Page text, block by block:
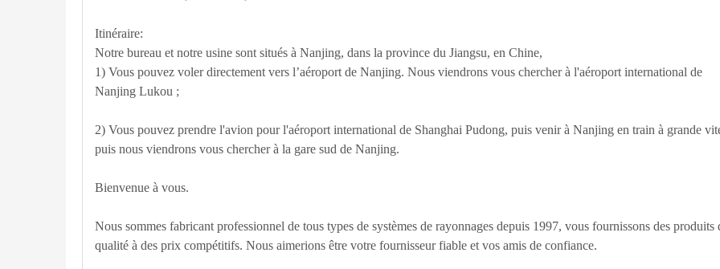
Itinéraire:
Notre bureau et notre usine sont situés à Nanjing, dans la province du Jiangsu, en Chine,
1) Vous pouvez voler directement vers l’aéroport de Nanjing. Nous viendrons vous chercher à l'aéroport international de
Nanjing Lukou ;
2) Vous pouvez prendre l'avion pour l'aéroport international de Shanghai Pudong, puis venir à Nanjing en train à grande
puis nous viendrons vous chercher à la gare sud de Nanjing.
Bienvenue à vous.
Nous sommes fabricant professionnel de tous types de systèmes de rayonnages depuis 1997, vous fournissons des produits
qualité à des prix compétitifs. Nous aimerions être votre fournisseur fiable et vos amis de confiance.